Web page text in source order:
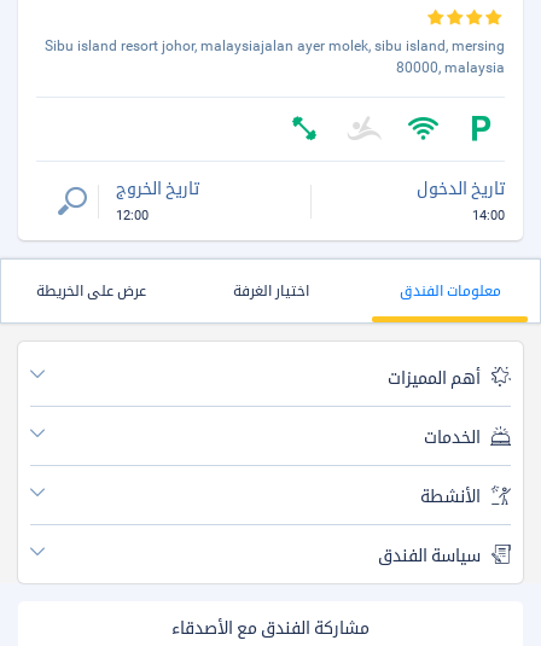
Sibu island resort johor, malaysiajalan ayer molek, sibu island, mersing
80000, malaysia
تاريخ الدخول
14:00
تاريخ الخروج
12:00
معلومات الفندق اختيار الغرفة عرض على الخريطة
أهم المميزات
الخدمات
الأنشطة
سياسة الفندق
مشاركة الفندق مع الأصدقاء